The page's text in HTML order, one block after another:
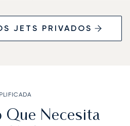
JETS PRIVADOS
Que Necesita